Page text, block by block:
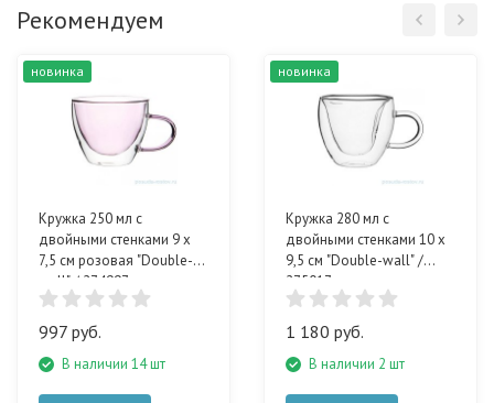
Рекомендуем
новинка
Кружка 250 мл с
двойными стенками 9 х
7,5 см розовая "Double-
wall" / 274997
997 руб.
В наличии 14 шт
новинка
Кружка 280 мл с
двойными стенками 10 х
9,5 см "Double-wall" /
275017
1 180 руб.
В наличии 2 шт